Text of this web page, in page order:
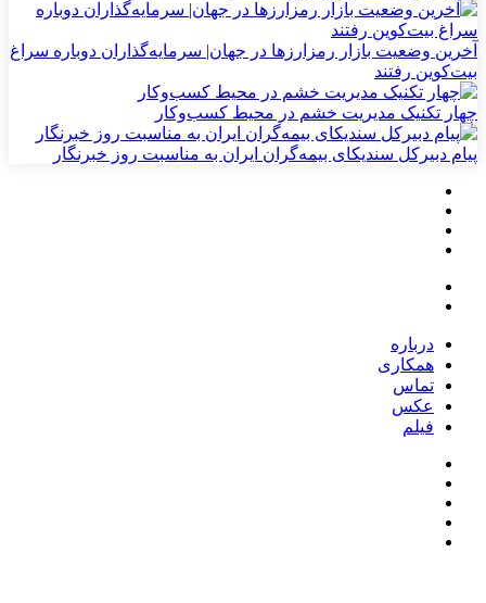
آخرین وضعیت بازار رمزارزها در جهان| سرمایه‌گذاران دوباره سراغ
بیت‌کوین رفتند
چهار تکنیک مدیریت خشم در محیط کسب‌وکار
پیام دبیرکل سندیکای بیمه‌گران ایران به مناسبت روز خبرنگار
درباره
همکاری
تماس
عکس
فیلم